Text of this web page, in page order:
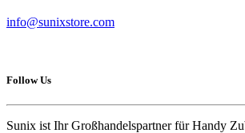
info@sunixstore.com
Follow Us
Sunix ist Ihr Großhandelspartner für Handy